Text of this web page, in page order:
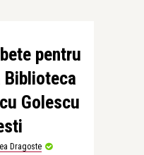
pentru
Biblioteca
Golescu
Dragoste